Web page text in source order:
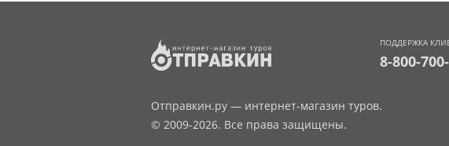
ПОДДЕРЖКА
8-800-
Отправкин.ру — интернет-магазин туров.
© 2009-2026. Все права защищены.